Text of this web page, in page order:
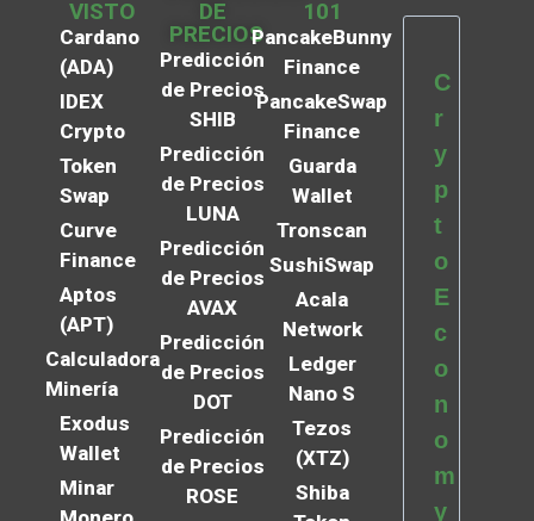
VISTO
Cardano
(ADA)
IDEX
Crypto
Token
Swap
Curve
Finance
Aptos
(APT)
Calculadora
Minería
Exodus
Wallet
Minar
DE
PRECIOS
Predicción
de Precios
SHIB
Predicción
de Precios
LUNA
Predicción
de Precios
AVAX
Predicción
de Precios
DOT
Predicción
de Precios
ROSE
101
PancakeBunny
Finance
PancakeSwap
Finance
Guarda
Wallet
Tronscan
SushiSwap
Acala
Network
Ledger
Nano S
Tezos
(XTZ)
Shiba
C
r
y
p
t
o
E
c
o
n
o
m
y